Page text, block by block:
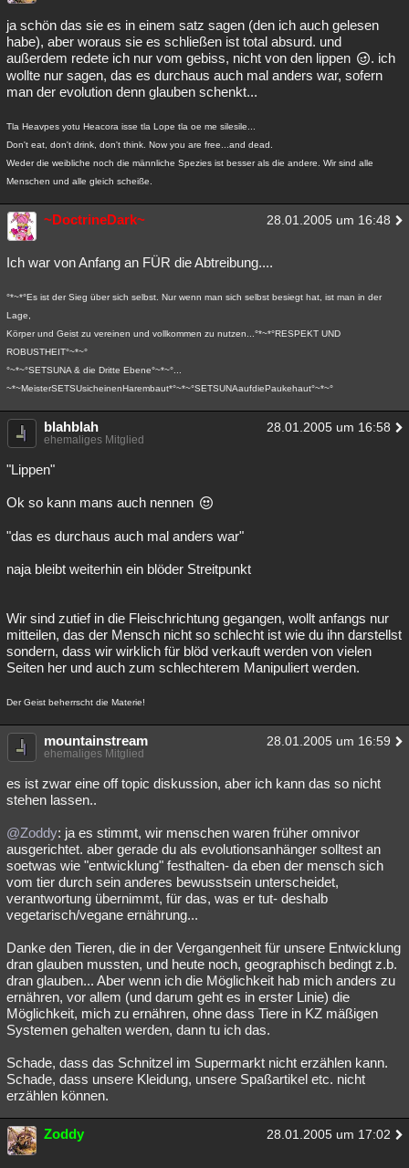
ja schön das sie es in einem satz sagen (den ich auch gelesen
habe), aber woraus sie es schließen ist total absurd. und
außerdem redete ich nur vom gebiss, nicht von den lippen
. ich
wollte nur sagen, das es durchaus auch mal anders war, sofern
man der evolution denn glauben schenkt...
Tla Heavpes yotu Heacora isse tla Lope tla oe me silesile...
Don't eat, don't drink, don't think. Now you are free...and dead.
Weder die weibliche noch die männliche Spezies ist besser als die andere. Wir sind alle
Menschen und alle gleich scheiße.
~DoctrineDark~ 28.01.2005 um 16:48
Ich war von Anfang an FÜR die Abtreibung....
°*~*°Es ist der Sieg über sich selbst. Nur wenn man sich selbst besiegt hat, ist man in der
Lage,
Körper und Geist zu vereinen und vollkommen zu nutzen...°*~*°RESPEKT UND
ROBUSTHEIT°~*~°
°~*~°SETSUNA & die Dritte Ebene°~*~°...
~*~MeisterSETSUsicheinenHarembaut*°~*~°SETSUNAaufdiePaukehaut°~*~°
blahblah 28.01.2005 um 16:58
ehemaliges Mitglied
"Lippen"
Ok so kann mans auch nennen
"das es durchaus auch mal anders war"
naja bleibt weiterhin ein blöder Streitpunkt
Wir sind zutief in die Fleischrichtung gegangen, wollt anfangs nur
mitteilen, das der Mensch nicht so schlecht ist wie du ihn darstellst
sondern, dass wir wirklich für blöd verkauft werden von vielen
Seiten her und auch zum schlechterem Manipuliert werden.
Der Geist beherrscht die Materie!
mountainstream 28.01.2005 um 16:59
ehemaliges Mitglied
es ist zwar eine off topic diskussion, aber ich kann das so nicht
stehen lassen..
@Zoddy: ja es stimmt, wir menschen waren früher omnivor
ausgerichtet. aber gerade du als evolutionsanhänger solltest an
soetwas wie "entwicklung" festhalten- da eben der mensch sich
vom tier durch sein anderes bewusstsein unterscheidet,
verantwortung übernimmt, für das, was er tut- deshalb
vegetarisch/vegane ernährung...
Danke den Tieren, die in der Vergangenheit für unsere Entwicklung
dran glauben mussten, und heute noch, geographisch bedingt z.b.
dran glauben... Aber wenn ich die Möglichkeit hab mich anders zu
ernähren, vor allem (und darum geht es in erster Linie) die
Möglichkeit, mich zu ernähren, ohne dass Tiere in KZ mäßigen
Systemen gehalten werden, dann tu ich das.
Schade, dass das Schnitzel im Supermarkt nicht erzählen kann.
Schade, dass unsere Kleidung, unsere Spaßartikel etc. nicht
erzählen können.
Zoddy 28.01.2005 um 17:02